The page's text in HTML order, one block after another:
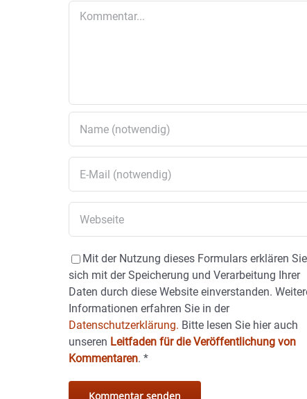
Mit der Nutzung dieses Formulars erklären Sie
sich mit der Speicherung und Verarbeitung Ihrer
Daten durch diese Website einverstanden.
Informationen erfahren Sie in der
Datenschutzerklärung. Bitte lesen Sie hier auch
unseren Leitfaden für die Veröffentlichung von
Kommentaren.*